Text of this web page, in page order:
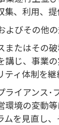
、利用、提
びその他の
またはその
講じ、事業
ィ体制を継
イアンス･
環境の変動
ムを見直し